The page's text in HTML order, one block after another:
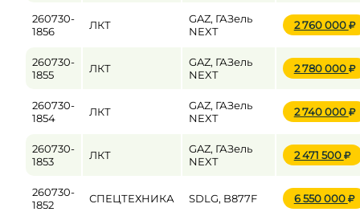
260730-
1856
ЛКТ
GAZ, ГАЗель
NEXT
2 760 000
260730-
1855
ЛКТ
GAZ, ГАЗель
NEXT
2 780 000
260730-
1854
ЛКТ
GAZ, ГАЗель
NEXT
2 740 000
260730-
1853
ЛКТ
GAZ, ГАЗель
NEXT
2 471 500
260730-
1852
СПЕЦТЕХНИКА SDLG, B877F 6 550 000